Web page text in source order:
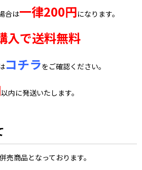
合は一律200円になります。
入で送料無料
コチラをご確認ください。
以内に発送いたします。
売商品となっております。